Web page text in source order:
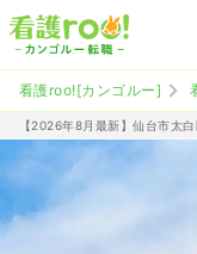
看護roo![カンゴルー]
【2026年8月最新】仙台市太